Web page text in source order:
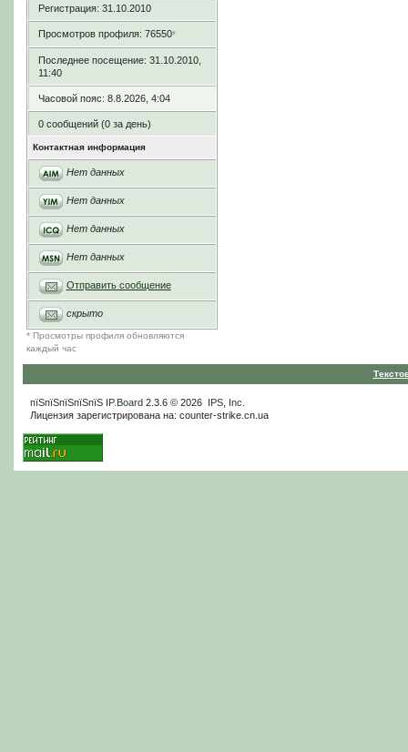
Регистрация: 31.10.2010
Просмотров профиля: 76550*
Последнее посещение: 31.10.2010,
11:40
Часовой пояс: 8.8.2026, 4:04
0 сообщений (0 за день)
Контактная информация
Нет данных
Нет данных
Нет данных
Нет данных
Отправить сообщение
скрыто
* Просмотры профиля обновляются
каждый час
пїЅпїЅпїЅпїЅпїЅ IP.Board2.3.6 © 2026 IPS, Inc
Лицензия зарегистрирована на: counter-strike.cn.ua